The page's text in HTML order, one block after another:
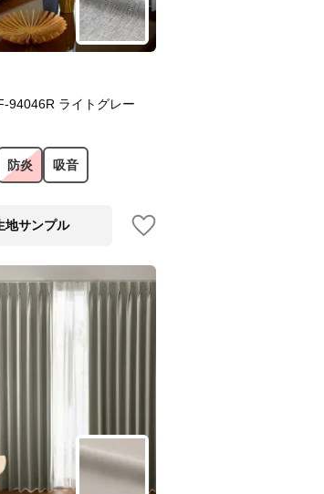
94046R ライトグレー
防炎 吸音
地サンプル